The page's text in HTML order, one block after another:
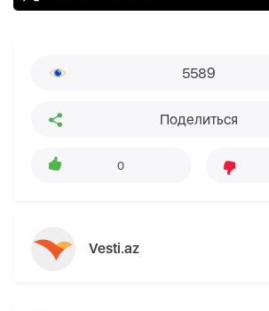
5589
Поделиться
0
Vesti.az